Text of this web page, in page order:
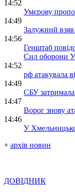
14:52
Умєрову
14:49
Залужний взяв
14:56
Генштаб
Сил оборони
14:52
рф атакувала
14:49
СБУ затримала
14:47
Ворог знову
14:46
У
+ архів новин
ДОВІДНИК